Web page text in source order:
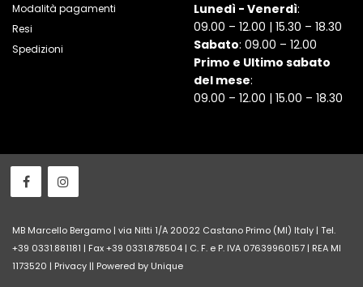
Modalità pagamenti
Resi
Spedizioni
Lunedì - Venerdì:
09.00 – 12.00 | 15.30 – 18.30
Sabato: 09.00 – 12.00
Primo e Ultimo sabato
del mese:
09.00 – 12.00 | 15.00 – 18.30
MB Marcello Bergamo | via Nitti 1/A 20022 Castano Primo (MI) Italy | Tel.
+39 0331.881181 | Fax +39 0331.878504 | C. F. e P. IVA 07639960157 | REA MI
1173520 | Privacy || Powered by Unique